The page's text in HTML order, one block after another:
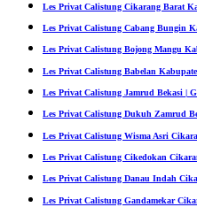
Les Privat Calistung Cikarang Barat
Les Privat Calistung Cabang Bungin
Les Privat Calistung Bojong Mangu
Les Privat Calistung Babelan
Les Privat Calistung Jamrud Bekasi |
Les Privat Calistung Dukuh Zamrud
Les Privat Calistung Wisma Asri
Les Privat Calistung Cikedokan
Les Privat Calistung Danau Indah
Les Privat Calistung Gandamekar